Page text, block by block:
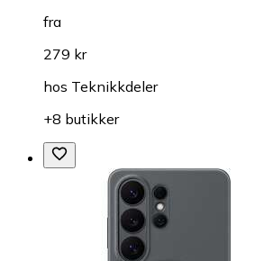
fra
279 kr
hos Teknikkdeler
+8 butikker